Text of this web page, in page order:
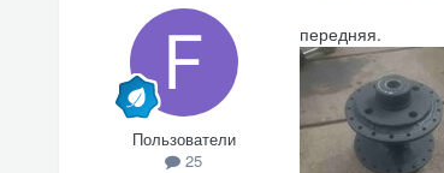
Пользователи
25
передняя.